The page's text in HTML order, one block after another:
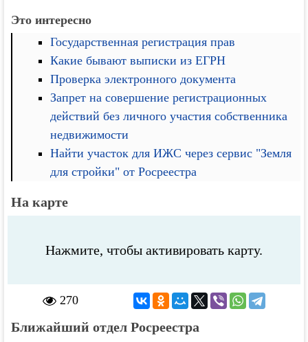
Это интересно
Государственная регистрация прав
Какие бывают выписки из ЕГРН
Проверка электронного документа
Запрет на совершение регистрационных
действий без личного участия собственника
недвижимости
Найти участок для ИЖС через сервис "Земля
для стройки" от Росреестра
На карте
Нажмите, чтобы активировать карту.
270
Ближайший отдел Росреестра